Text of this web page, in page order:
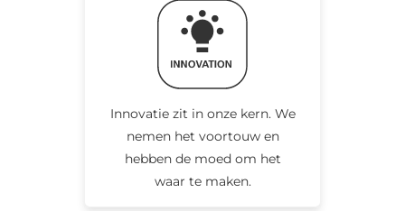
Innovatie zit in onze kern. We
nemen het voortouw en
hebben de moed om het
waar te maken.